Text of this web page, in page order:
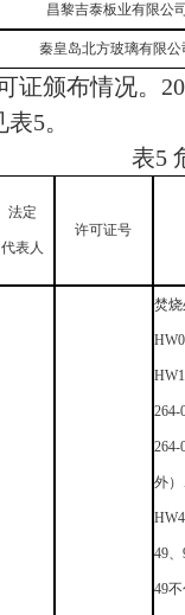
昌黎吉泰板业有限公
秦皇岛北方玻璃有限公
证颁布情况。 20
5。
表5
法定
代表人
许可证号
焚
264-
264-
外）
49、
49